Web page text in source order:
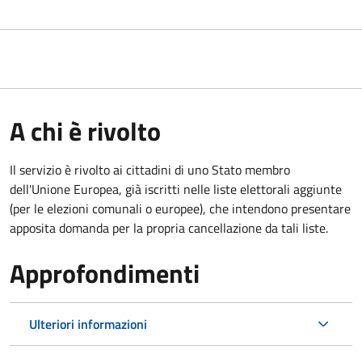
A chi è rivolto
Il servizio è rivolto ai cittadini di uno Stato membro
dell'Unione Europea, già iscritti nelle liste elettorali aggiunte
(per le elezioni comunali o europee), che intendono presentare
apposita domanda per la propria cancellazione da tali liste.
Approfondimenti
Ulteriori informazioni